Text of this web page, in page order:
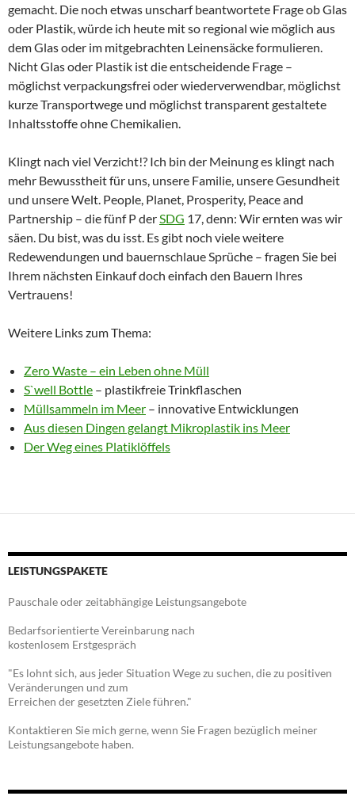
gemacht. Die noch etwas unscharf beantwortete Frage ob Glas
oder Plastik, würde ich heute mit so regional wie möglich aus
dem Glas oder im mitgebrachten Leinensäcke formulieren.
Nicht Glas oder Plastik ist die entscheidende Frage –
möglichst verpackungsfrei oder wiederverwendbar, möglichst
kurze Transportwege und möglichst transparent gestaltete
Inhaltsstoffe ohne Chemikalien.
Klingt nach viel Verzicht!? Ich bin der Meinung es klingt nach
mehr Bewusstheit für uns, unsere Familie, unsere Gesundheit
und unsere Welt. People, Planet, Prosperity, Peace and
Partnership – die fünf P der SDG 17, denn: Wir ernten was wir
säen. Du bist, was du isst. Es gibt noch viele weitere
Redewendungen und bauernschlaue Sprüche – fragen Sie bei
Ihrem nächsten Einkauf doch einfach den Bauern Ihres
Vertrauens!
Weitere Links zum Thema:
Zero Waste – ein Leben ohne Müll
S`well Bottle – plastikfreie Trinkflaschen
Müllsammeln im Meer – innovative Entwicklungen
Aus diesen Dingen gelangt Mikroplastik ins Meer
Der Weg eines Platiklöffels
LEISTUNGSPAKETE
Pauschale oder zeitabhängige Leistungsangebote
Bedarfsorientierte Vereinbarung nach
kostenlosem Erstgespräch
"Es lohnt sich, aus jeder Situation Wege zu suchen, die zu positiven
Veränderungen und zum
Erreichen der gesetzten Ziele führen."
Kontaktieren Sie mich gerne, wenn Sie Fragen bezüglich meiner
Leistungsangebote haben.